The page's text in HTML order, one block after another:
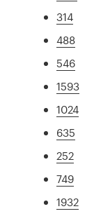
314
488
546
1593
1024
635
252
749
1932